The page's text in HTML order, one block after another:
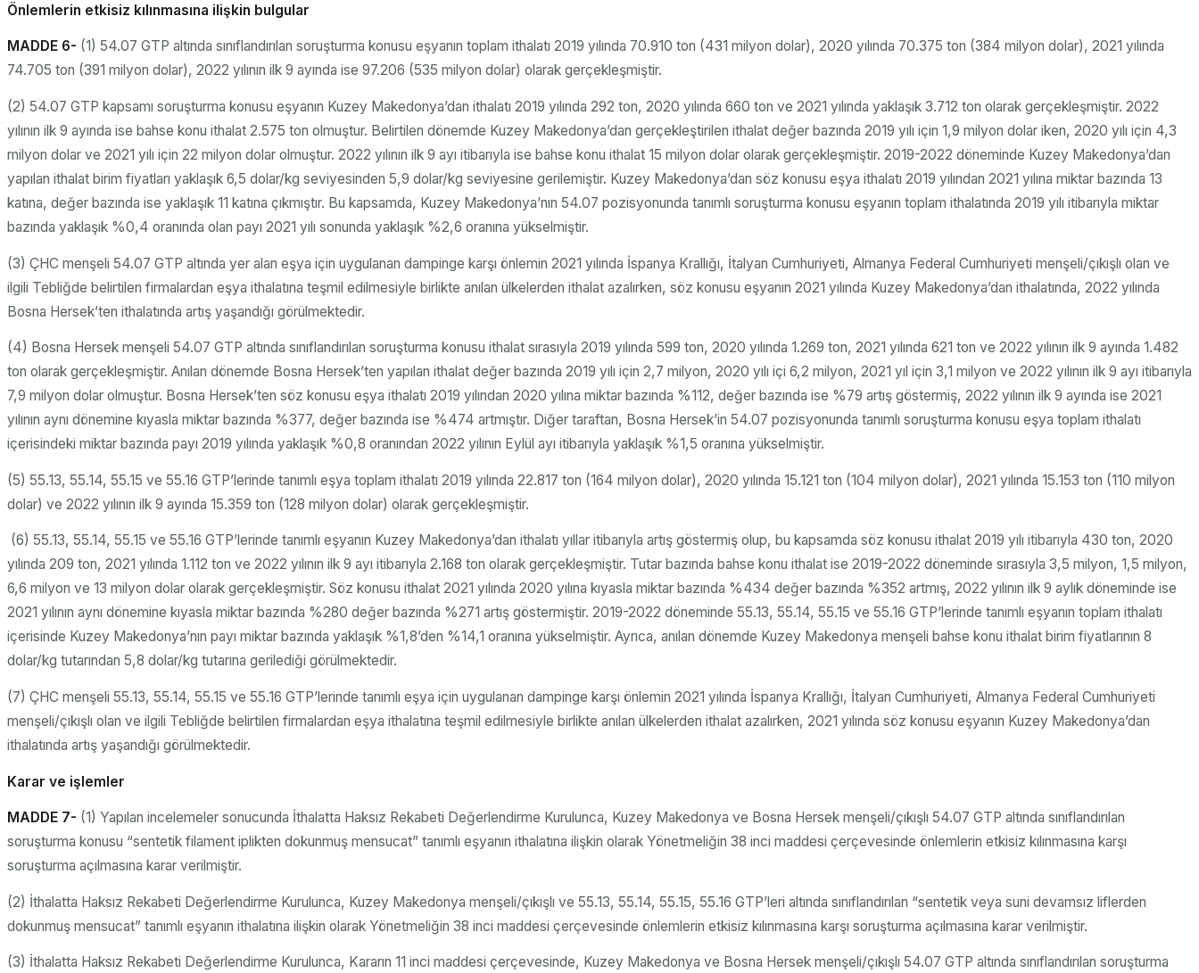
Önlemlerin etkisiz kılınmasına ilişkin bulgular
MADDE 6- (1) 54.07 GTP altında sınıflandırılan soruşturma konusu eşyanın toplam ithalatı 2019 yılında 70.910 ton (431 milyon dolar), 2020 yılında 70.375 ton (384 milyon dolar), 2021 yılında
74.705 ton (391 milyon dolar), 2022 yılının ilk 9 ayında ise 97.206 (535 milyon dolar) olarak gerçekleşmiştir.
(2) 54.07 GTP kapsamı soruşturma konusu eşyanın Kuzey Makedonya’dan ithalatı 2019 yılında 292 ton, 2020 yılında 660 ton ve 2021 yılında yaklaşık 3.712 ton olarak gerçekleşmiştir. 2022
yılının ilk 9 ayında ise bahse konu ithalat 2.575 ton olmuştur. Belirtilen dönemde Kuzey Makedonya’dan gerçekleştirilen ithalat değer bazında 2019 yılı için 1,9 milyon dolar iken, 2020 yılı için 4,3
milyon dolar ve 2021 yılı için 22 milyon dolar olmuştur. 2022 yılının ilk 9 ayı itibarıyla ise bahse konu ithalat 15 milyon dolar olarak gerçekleşmiştir. 2019-2022 döneminde Kuzey Makedonya’dan
yapılan ithalat birim fiyatları yaklaşık 6,5 dolar/kg seviyesinden 5,9 dolar/kg seviyesine gerilemiştir. Kuzey Makedonya’dan söz konusu eşya ithalatı 2019 yılından 2021 yılına miktar bazında 13
katına, değer bazında ise yaklaşık 11 katına çıkmıştır. Bu kapsamda, Kuzey Makedonya’nın 54.07 pozisyonunda tanımlı soruşturma konusu eşyanın toplam ithalatında 2019 yılı itibarıyla miktar
bazında yaklaşık %0,4 oranında olan payı 2021 yılı sonunda yaklaşık %2,6 oranına yükselmiştir.
(3) ÇHC menşeli 54.07 GTP altında yer alan eşya için uygulanan dampinge karşı önlemin 2021 yılında İspanya Krallığı, İtalyan Cumhuriyeti, Almanya Federal Cumhuriyeti menşeli/çıkışlı olan ve
ilgili Tebliğde belirtilen firmalardan eşya ithalatına teşmil edilmesiyle birlikte anılan ülkelerden ithalat azalırken, söz konusu eşyanın 2021 yılında Kuzey Makedonya’dan ithalatında, 2022 yılında
Bosna Hersek’ten ithalatında artış yaşandığı görülmektedir.
(4) Bosna Hersek menşeli 54.07 GTP altında sınıflandırılan soruşturma konusu ithalat sırasıyla 2019 yılında 599 ton, 2020 yılında 1.269 ton, 2021 yılında 621 ton ve 2022 yılının ilk 9 ayında 1.482
ton olarak gerçekleşmiştir. Anılan dönemde Bosna Hersek’ten yapılan ithalat değer bazında 2019 yılı için 2,7 milyon, 2020 yılı içi 6,2 milyon, 2021 yıl için 3,1 milyon ve 2022 yılının ilk 9 ayı itibarıyla
7,9 milyon dolar olmuştur. Bosna Hersek’ten söz konusu eşya ithalatı 2019 yılından 2020 yılına miktar bazında %112, değer bazında ise %79 artış göstermiş, 2022 yılının ilk 9 ayında ise 2021
yılının aynı dönemine kıyasla miktar bazında %377, değer bazında ise %474 artmıştır. Diğer taraftan, Bosna Hersek’in 54.07 pozisyonunda tanımlı soruşturma konusu eşya toplam ithalatı
içerisindeki miktar bazında payı 2019 yılında yaklaşık %0,8 oranından 2022 yılının Eylül ayı itibarıyla yaklaşık %1,5 oranına yükselmiştir.
(5) 55.13, 55.14, 55.15 ve 55.16 GTP’lerinde tanımlı eşya toplam ithalatı 2019 yılında 22.817 ton (164 milyon dolar), 2020 yılında 15.121 ton (104 milyon dolar), 2021 yılında 15.153 ton (110 milyon
dolar) ve 2022 yılının ilk 9 ayında 15.359 ton (128 milyon dolar) olarak gerçekleşmiştir.
(6) 55.13, 55.14, 55.15 ve 55.16 GTP’lerinde tanımlı eşyanın Kuzey Makedonya’dan ithalatı yıllar itibarıyla artış göstermiş olup, bu kapsamda söz konusu ithalat 2019 yılı itibarıyla 430 ton, 2020
yılında 209 ton, 2021 yılında 1.112 ton ve 2022 yılının ilk 9 ayı itibarıyla 2.168 ton olarak gerçekleşmiştir. Tutar bazında bahse konu ithalat ise 2019-2022 döneminde sırasıyla 3,5 milyon, 1,5 milyon,
6,6 milyon ve 13 milyon dolar olarak gerçekleşmiştir. Söz konusu ithalat 2021 yılında 2020 yılına kıyasla miktar bazında %434 değer bazında %352 artmış, 2022 yılının ilk 9 aylık döneminde ise
2021 yılının aynı dönemine kıyasla miktar bazında %280 değer bazında %271 artış göstermiştir. 2019-2022 döneminde 55.13, 55.14, 55.15 ve 55.16 GTP’lerinde tanımlı eşyanın toplam ithalatı
içerisinde Kuzey Makedonya’nın payı miktar bazında yaklaşık %1,8’den %14,1 oranına yükselmiştir. Ayrıca, anılan dönemde Kuzey Makedonya menşeli bahse konu ithalat birim fiyatlarının 8
dolar/kg tutarından 5,8 dolar/kg tutarına gerilediği görülmektedir.
(7) ÇHC menşeli 55.13, 55.14, 55.15 ve 55.16 GTP’lerinde tanımlı eşya için uygulanan dampinge karşı önlemin 2021 yılında İspanya Krallığı, İtalyan Cumhuriyeti, Almanya Federal Cumhuriyeti
menşeli/çıkışlı olan ve ilgili Tebliğde belirtilen firmalardan eşya ithalatına teşmil edilmesiyle birlikte anılan ülkelerden ithalat azalırken, 2021 yılında söz konusu eşyanın Kuzey Makedonya’dan
ithalatında artış yaşandığı görülmektedir.
Karar ve işlemler
MADDE 7- (1) Yapılan incelemeler sonucunda İthalatta Haksız Rekabeti Değerlendirme Kurulunca, Kuzey Makedonya ve Bosna Hersek menşeli/çıkışlı 54.07 GTP altında sınıflandırılan
soruşturma konusu “sentetik filament iplikten dokunmuş mensucat” tanımlı eşyanın ithalatına ilişkin olarak Yönetmeliğin 38 inci maddesi çerçevesinde önlemlerin etkisiz kılınmasına karşı
soruşturma açılmasına karar verilmiştir.
(2) İthalatta Haksız Rekabeti Değerlendirme Kurulunca, Kuzey Makedonya menşeli/çıkışlı ve 55.13, 55.14, 55.15, 55.16 GTP’leri altında sınıflandırılan “sentetik veya suni devamsız liflerden
dokunmuş mensucat” tanımlı eşyanın ithalatına ilişkin olarak Yönetmeliğin 38 inci maddesi çerçevesinde önlemlerin etkisiz kılınmasına karşı soruşturma açılmasına karar verilmiştir.
(3) İthalatta Haksız Rekabeti Değerlendirme Kurulunca, Kararın 11 inci maddesi çerçevesinde, Kuzey Makedonya ve Bosna Hersek menşeli/çıkışlı 54.07 GTP altında sınıflandırılan soruşturma